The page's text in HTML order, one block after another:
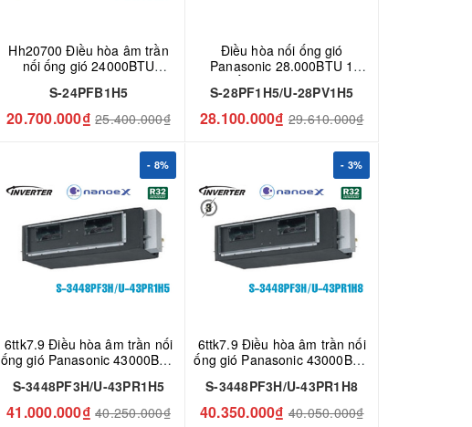
Hh20700 Điều hòa âm trần
nối ống gió 24000BTU
S-24PFB1H5
20.700.000₫ 25.400.000₫
Điều hòa nối ống gió
Panasonic 28.000BTU 1
chiều S-28PF1H5/U-
28PV1H5
S-28PF1H5/U-28PV1H5
28.100.000₫ 29.610.000₫
- 8%
6ttk7.9 Điều hòa âm trần nối
ống gió Panasonic 43000BTU
S-3448PF3H/U-43PR1H5
41.000.000₫ 40.250.000₫
- 3%
6ttk7.9 Điều hòa âm trần nối
ống gió Panasonic 43000BTU
43PR1H8
S-3448PF3H/U-43PR1H8
40.350.000₫ 40.050.000₫